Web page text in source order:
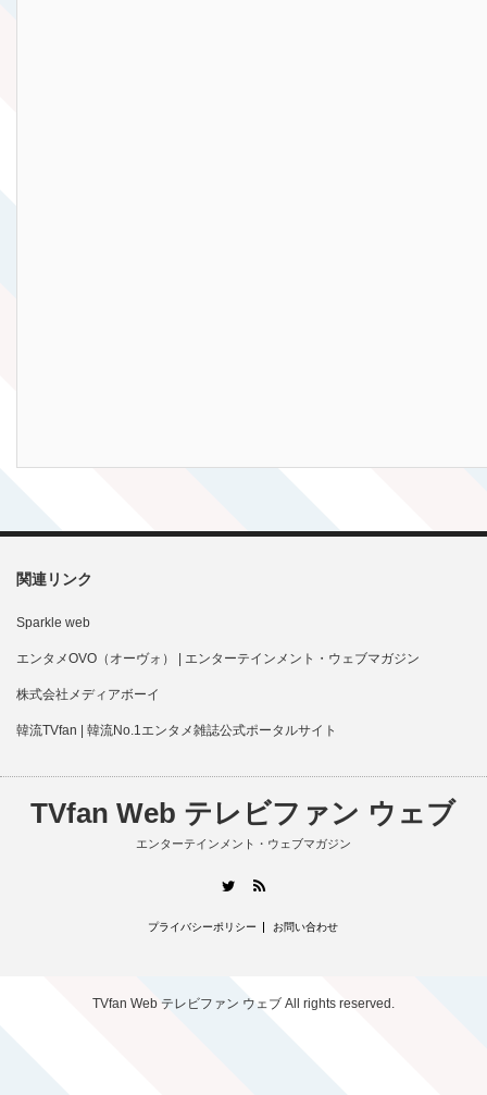
関連リンク
Sparkle web
エンタメOVO（オーヴォ） | エンターテインメント・ウェブマガジン
株式会社メディアボーイ
韓流TVfan | 韓流No.1エンタメ雑誌公式ポータルサイト
TVfan Web テレビファン ウェブ
エンターテインメント・ウェブマガジン
Twitter
プライバシーポリシー お問い合わせ
TVfan Web テレビファン ウェブ All rights reserved.